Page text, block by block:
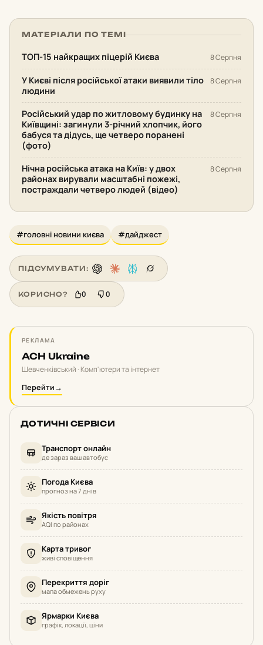
МАТЕРІАЛИ ПО ТЕМІ
ТОП-15 найкращих піцерій Києва 8 Серпня
У Києві після російської атаки виявили тіло
людини
8 Серпня
Російський удар по житловому будинку на
Київщині: загинули 3-річний хлопчик, його
бабуся та дідусь, ще четверо поранені
(фото)
8 Серпня
Нічна російська атака на Київ: у двох
районах вирували масштабні пожежі,
постраждали четверо людей (відео)
8 Серпня
#головні новини києва #дайджест
ПІДСУМУВАТИ:
КОРИСНО? 0 0
РЕКЛАМА
ACH Ukraine
Шевченківський · Комп'ютери та інтернет
Перейти→
ДОТИЧНІ СЕРВІСИ
Транспорт онлайн
де зараз ваш автобус
Погода Києва
прогноз на 7 днів
Якість повітря
AQI по районах
Карта тривог
живі сповіщення
Перекриття доріг
мапа обмежень руху
Ярмарки Києва
графік, локації, ціни